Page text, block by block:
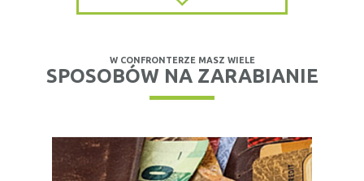
W CONFRONTERZE MASZ WIELE
SPOSOBÓW NA ZARABIANIE